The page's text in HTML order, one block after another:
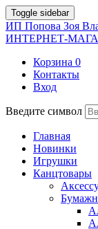
Toggle sidebar
ИП Попова Зоя
ИНТЕРНЕТ-
Корзина 0
Контакты
Вход
Введите символ
Главная
Новинки
Игрушки
Канцтовары